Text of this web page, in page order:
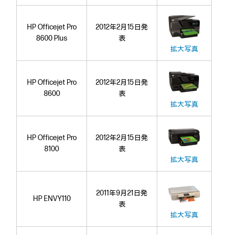
HP Officejet Pro
8600 Plus
2012年2月15日発
表
拡大写真
HP Officejet Pro
8600
2012年2月15日発
表
拡大写真
HP Officejet Pro
8100
2012年2月15日発
表
拡大写真
HP ENVY110
2011年9月21日発
表
拡大写真